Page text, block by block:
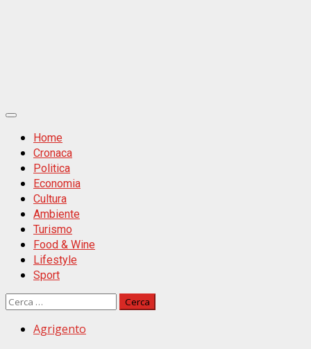
Primäres
MenüHome
Cronaca
Politica
Economia
Cultura
Ambiente
Turismo
Food & Wine
Lifestyle
Sport
Ricerca
Agrigento